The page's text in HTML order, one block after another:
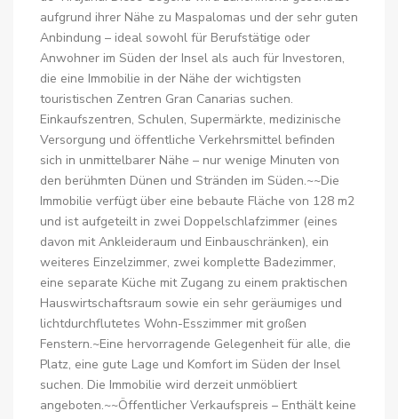
aufgrund ihrer Nähe zu Maspalomas und der sehr guten
Anbindung – ideal sowohl für Berufstätige oder
Anwohner im Süden der Insel als auch für Investoren,
die eine Immobilie in der Nähe der wichtigsten
touristischen Zentren Gran Canarias suchen.
Einkaufszentren, Schulen, Supermärkte, medizinische
Versorgung und öffentliche Verkehrsmittel befinden
sich in unmittelbarer Nähe – nur wenige Minuten von
den berühmten Dünen und Stränden im Süden.~~Die
Immobilie verfügt über eine bebaute Fläche von 128 m2
und ist aufgeteilt in zwei Doppelschlafzimmer (eines
davon mit Ankleideraum und Einbauschränken), ein
weiteres Einzelzimmer, zwei komplette Badezimmer,
eine separate Küche mit Zugang zu einem praktischen
Hauswirtschaftsraum sowie ein sehr geräumiges und
lichtdurchflutetes Wohn-Esszimmer mit großen
Fenstern.~Eine hervorragende Gelegenheit für alle, die
Platz, eine gute Lage und Komfort im Süden der Insel
suchen. Die Immobilie wird derzeit unmöbliert
angeboten.~~Öffentlicher Verkaufspreis – Enthält keine